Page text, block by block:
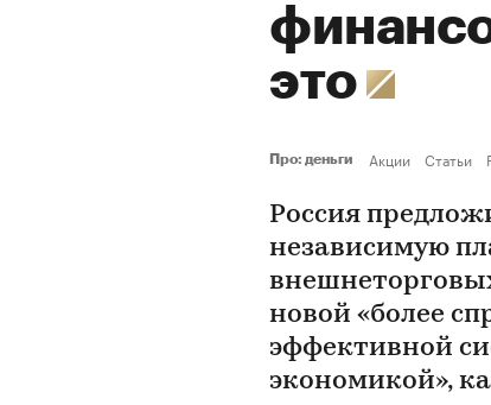
это
Про: деньги Акции Статьи
Россия
независимую
новой «более
эффективной
экономикой»,